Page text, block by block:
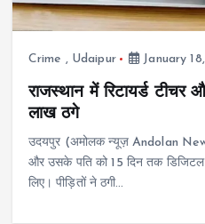
Crime , Udaipur January
राजस्थान में रिटायर्ड टीचर
लाख ठगे
उदयपुर (अमोलक न्यूज़ Andolan
और उसके पति को 15 दिन तक
लिए। पीड़ितों ने ठगी…